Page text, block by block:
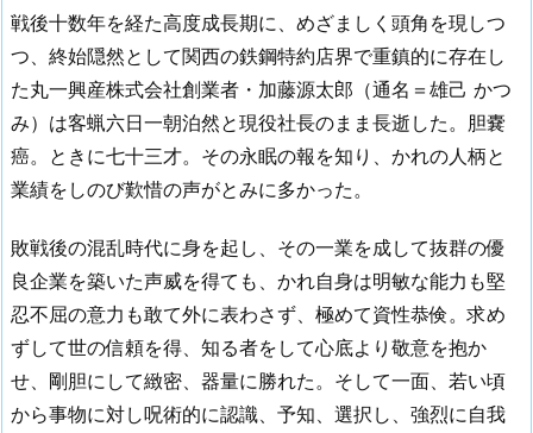
戦後十数年を経た高度成長期に、めざましく頭角を現しつ
つ、終始隠然として関西の鉄鋼特約店界で重鎮的に存在し
た丸一興産株式会社創業者・加藤源太郎（通名＝雄己 かつ
み）は客蝋六日一朝泊然と現役社長のまま長逝した。胆嚢
癌。ときに七十三才。その永眠の報を知り、かれの人柄と
業績をしのび歎惜の声がとみに多かった。
敗戦後の混乱時代に身を起し、その一業を成して抜群の優
良企業を築いた声威を得ても、かれ自身は明敏な能力も堅
忍不屈の意力も敢て外に表わさず、極めて資性恭倹。求め
ずして世の信頼を得、知る者をして心底より敬意を抱か
せ、剛胆にして緻密、器量に勝れた。そして一面、若い頃
から事物に対し呪術的に認識、予知、選択し、強烈に自我